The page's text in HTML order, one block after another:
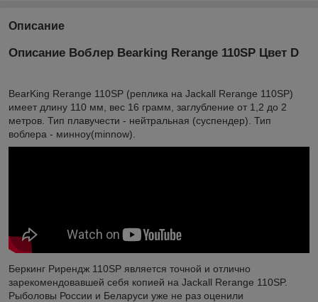
Описание
Описание Воблер Bearking Rerange 110SP Цвет D
BearKing Rerange 110SP (реплика на Jackall Rerange 110SP)
имеет длину 110 мм, вес 16 грамм, заглубление от 1,2 до 2
метров. Тип плавучести - нейтральная (суспендер). Тип
воблера - минноу(minnow).
Беркинг Рирендж 110SP является точной и отлично
зарекомендовавшей себя копией на Jackall Rerange 110SP.
Рыболовы России и Беларуси уже не раз оценили